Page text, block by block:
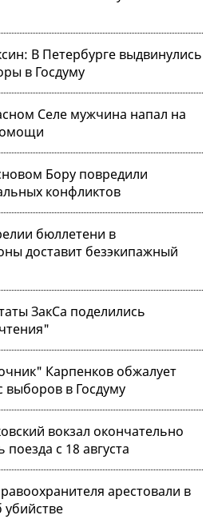
В Петербурге выдвинулись
в Госдуму
Селе мужчина напал на
Бору повредили
конфликтов
бюллетени в
доставит безэкипажный
ЗакСа поделились
Карпенков обжалует
выборов в Госдуму
вокзал окончательно
с 18 августа
арестовали в
убийстве